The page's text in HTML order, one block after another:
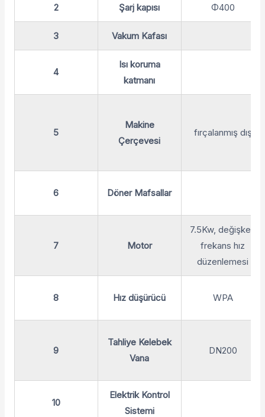
2 Şarj kapısı Φ400
3 Vakum Kafası
4
Isı koruma
katmanı
5
Makine
Çerçevesi
fırçalanmış dış
6 Döner Mafsallar
7 Motor
7.5Kw, değişken
frekans hız
düzenlemesi
8 Hız düşürücü WPA
9
Tahliye Kelebek
Vana
DN200
10
Elektrik Kontrol
Sistemi